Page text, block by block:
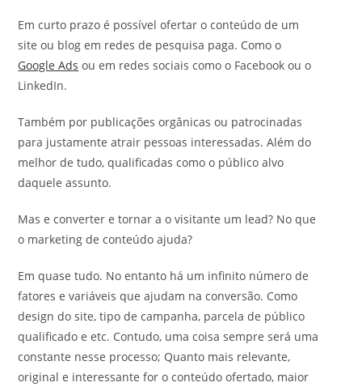
Em curto prazo é possível ofertar o conteúdo de um
site ou blog em redes de pesquisa paga. Como o
Google Ads ou em redes sociais como o Facebook ou o
LinkedIn.
Também por publicações orgânicas ou patrocinadas
para justamente atrair pessoas interessadas. Além do
melhor de tudo, qualificadas como o público alvo
daquele assunto.
Mas e converter e tornar a o visitante um lead? No que
o marketing de conteúdo ajuda?
Em quase tudo. No entanto há um infinito número de
fatores e variáveis que ajudam na conversão. Como
design do site, tipo de campanha, parcela de público
qualificado e etc. Contudo, uma coisa sempre será uma
constante nesse processo; Quanto mais relevante,
original e interessante for o conteúdo ofertado, maior